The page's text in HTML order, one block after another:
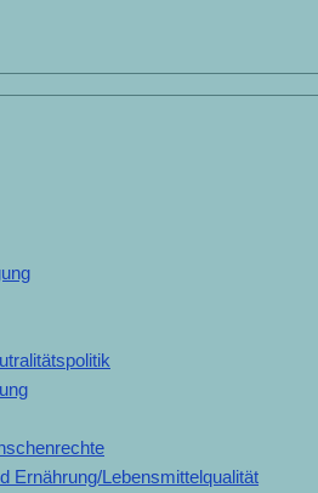
Ernährung/Lebensmittelqualität